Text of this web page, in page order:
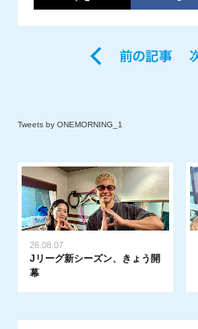
Tweets by ONEMORNING_1
26.08.07
Jリーグ新シーズン、きょう開
幕